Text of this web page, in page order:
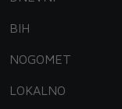
BIH
NOGOMET
LOKALNO